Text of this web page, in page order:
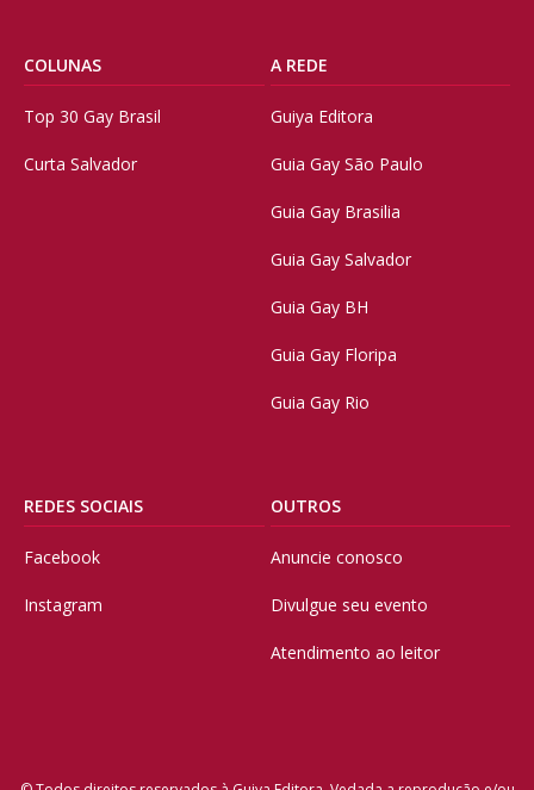
COLUNAS
Top 30 Gay Brasil
Curta Salvador
A REDE
Guiya Editora
Guia Gay São Paulo
Guia Gay Brasilia
Guia Gay Salvador
Guia Gay BH
Guia Gay Floripa
Guia Gay Rio
REDES SOCIAIS
Facebook
Instagram
OUTROS
Anuncie conosco
Divulgue seu evento
Atendimento ao leitor